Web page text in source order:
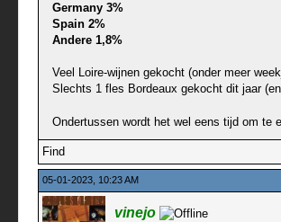
Germany 3%
Spain 2%
Andere 1,8%
Veel Loire-wijnen gekocht (onder meer
Slechts 1 fles Bordeaux gekocht dit jaar
Ondertussen wordt het wel eens tijd om te
Find
05-01-2023, 10:23 AM
vinejo